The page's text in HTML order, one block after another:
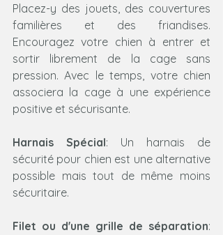
Placez-y des jouets, des couvertures
familières et des friandises.
Encouragez votre chien à entrer et
sortir librement de la cage sans
pression. Avec le temps, votre chien
associera la cage à une expérience
positive et sécurisante.
Harnais Spécial: Un harnais de
sécurité pour chien est une alternative
possible mais tout de même moins
sécuritaire.
Filet ou d'une grille de séparation: